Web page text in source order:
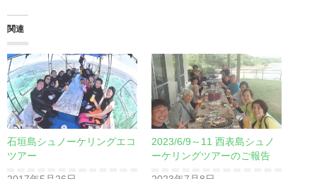
み
中…
関連
石垣島シュノーケリングエコ
ツアー
2023/6/9～11 西表島シュノ
ーケリングツアーのご報告